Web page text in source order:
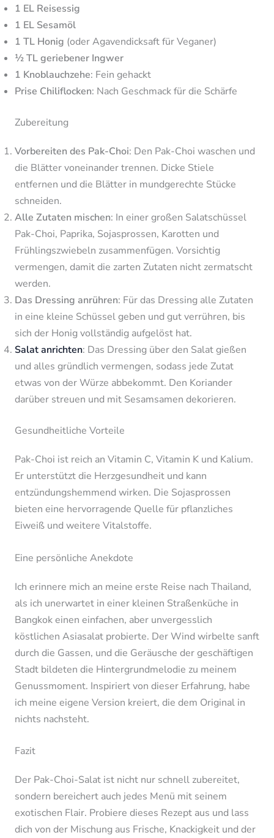
1 EL Reisessig
1 EL Sesamöl
1 TL Honig (oder Agavendicksaft für Veganer)
½ TL geriebener Ingwer
1 Knoblauchzehe: Fein gehackt
Prise Chiliflocken: Nach Geschmack für die Schärfe
Zubereitung
Vorbereiten des Pak-Choi: Den Pak-Choi waschen und
die Blätter voneinander trennen. Dicke Stiele
entfernen und die Blätter in mundgerechte Stücke
schneiden.
Alle Zutaten mischen: In einer großen Salatschüssel
Pak-Choi, Paprika, Sojasprossen, Karotten und
Frühlingszwiebeln zusammenfügen. Vorsichtig
vermengen, damit die zarten Zutaten nicht zermatscht
werden.
Das Dressing anrühren: Für das Dressing alle Zutaten
in eine kleine Schüssel geben und gut verrühren, bis
sich der Honig vollständig aufgelöst hat.
Salat anrichten: Das Dressing über den Salat gießen
und alles gründlich vermengen, sodass jede Zutat
etwas von der Würze abbekommt. Den Koriander
darüber streuen und mit Sesamsamen dekorieren.
Gesundheitliche Vorteile
Pak-Choi ist reich an Vitamin C, Vitamin K und Kalium.
Er unterstützt die Herzgesundheit und kann
entzündungshemmend wirken. Die Sojasprossen
bieten eine hervorragende Quelle für pflanzliches
Eiweiß und weitere Vitalstoffe.
Eine persönliche Anekdote
Ich erinnere mich an meine erste Reise nach Thailand,
als ich unerwartet in einer kleinen Straßenküche in
Bangkok einen einfachen, aber unvergesslich
köstlichen Asiasalat probierte. Der Wind wirbelte sanft
durch die Gassen, und die Geräusche der geschäftigen
Stadt bildeten die Hintergrundmelodie zu meinem
Genussmoment. Inspiriert von dieser Erfahrung, habe
ich meine eigene Version kreiert, die dem Original in
nichts nachsteht.
Fazit
Der Pak-Choi-Salat ist nicht nur schnell zubereitet,
sondern bereichert auch jedes Menü mit seinem
exotischen Flair. Probiere dieses Rezept aus und lass
dich von der Mischung aus Frische, Knackigkeit und der